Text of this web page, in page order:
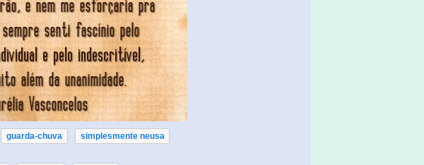
guarda-chuva simplesmente neusa